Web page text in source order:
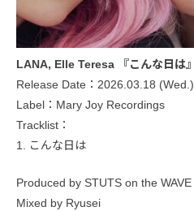
LANA, Elle Teresa 『こんな日は』
Release Date：2026.03.18 (Wed.)
Label：Mary Joy Recordings
Tracklist：
1. こんな日は
Produced by STUTS on the WAVE
Mixed by Ryusei